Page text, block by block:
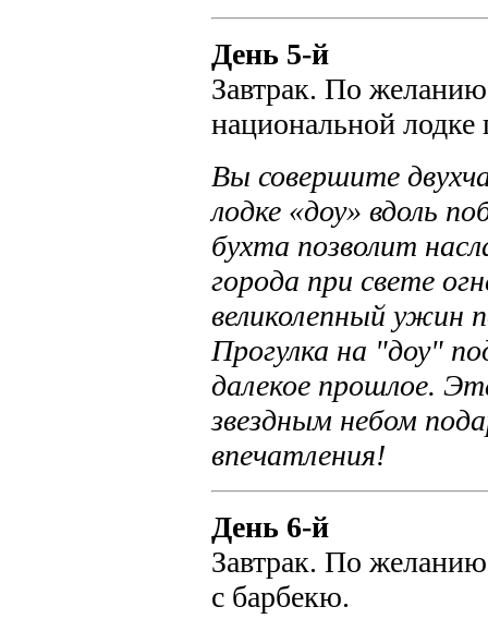
День 5-й
Завтрак. По
национальной
Вы совершите
лодке «доу» вдоль
бухта позволит
города при свете
великолепный ужин
Прогулка на "доу"
далекое прошлое.
звездным небом
впечатления!
День 6-й
Завтрак. По
с барбекю.